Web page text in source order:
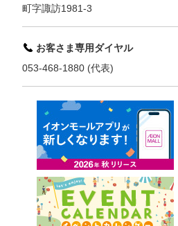
町字諏訪1981-3
お客さま専用ダイヤル
053-468-1880 (代表)